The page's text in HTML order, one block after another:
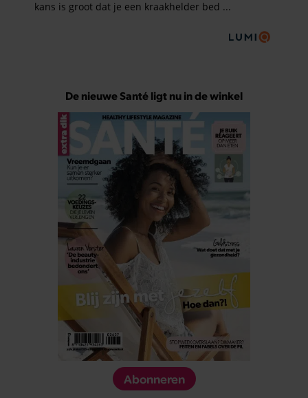
De nieuwe Santé ligt nu in de winkel
Abonneren